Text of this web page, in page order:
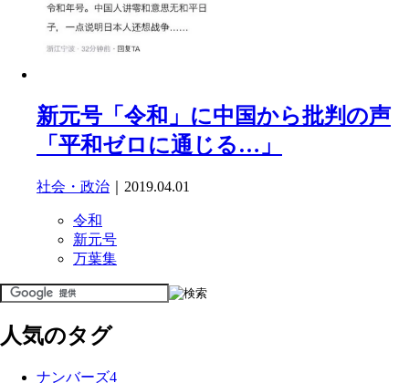
新元号「令和」に中国から批判の声
「平和ゼロに通じる…」
社会・政治 ｜2019.04.01
令和
新元号
万葉集
人気のタグ
ナンバーズ4